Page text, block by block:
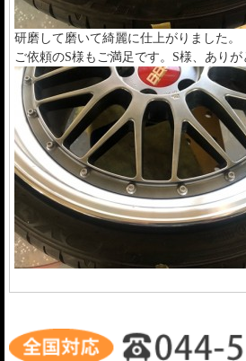
研磨して磨いて綺麗に仕上がりました。
ご依頼のS様もご満足です。S様、ありが